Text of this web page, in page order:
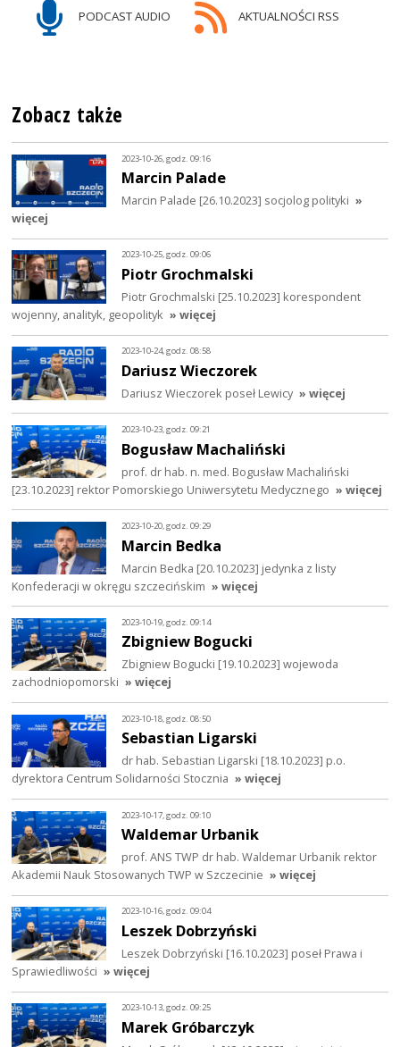
PODCAST AUDIO AKTUALNOŚCI RSS
Zobacz także
2023-10-26, godz. 09:16
Marcin Palade
Marcin Palade [26.10.2023] socjolog polityki »
więcej
2023-10-25, godz. 09:06
Piotr Grochmalski
Piotr Grochmalski [25.10.2023] korespondent
wojenny, analityk, geopolityk » więcej
2023-10-24, godz. 08:58
Dariusz Wieczorek
Dariusz Wieczorek poseł Lewicy » więcej
2023-10-23, godz. 09:21
Bogusław Machaliński
prof. dr hab. n. med. Bogusław Machaliński
[23.10.2023] rektor Pomorskiego Uniwersytetu Medycznego » więcej
2023-10-20, godz. 09:29
Marcin Bedka
Marcin Bedka [20.10.2023] jedynka z listy
Konfederacji w okręgu szczecińskim » więcej
2023-10-19, godz. 09:14
Zbigniew Bogucki
Zbigniew Bogucki [19.10.2023] wojewoda
zachodniopomorski » więcej
2023-10-18, godz. 08:50
Sebastian Ligarski
dr hab. Sebastian Ligarski [18.10.2023] p.o.
dyrektora Centrum Solidarności Stocznia » więcej
2023-10-17, godz. 09:10
Waldemar Urbanik
prof. ANS TWP dr hab. Waldemar Urbanik rektor
Akademii Nauk Stosowanych TWP w Szczecinie » więcej
2023-10-16, godz. 09:04
Leszek Dobrzyński
Leszek Dobrzyński [16.10.2023] poseł Prawa i
Sprawiedliwości » więcej
2023-10-13, godz. 09:25
Marek Gróbarczyk